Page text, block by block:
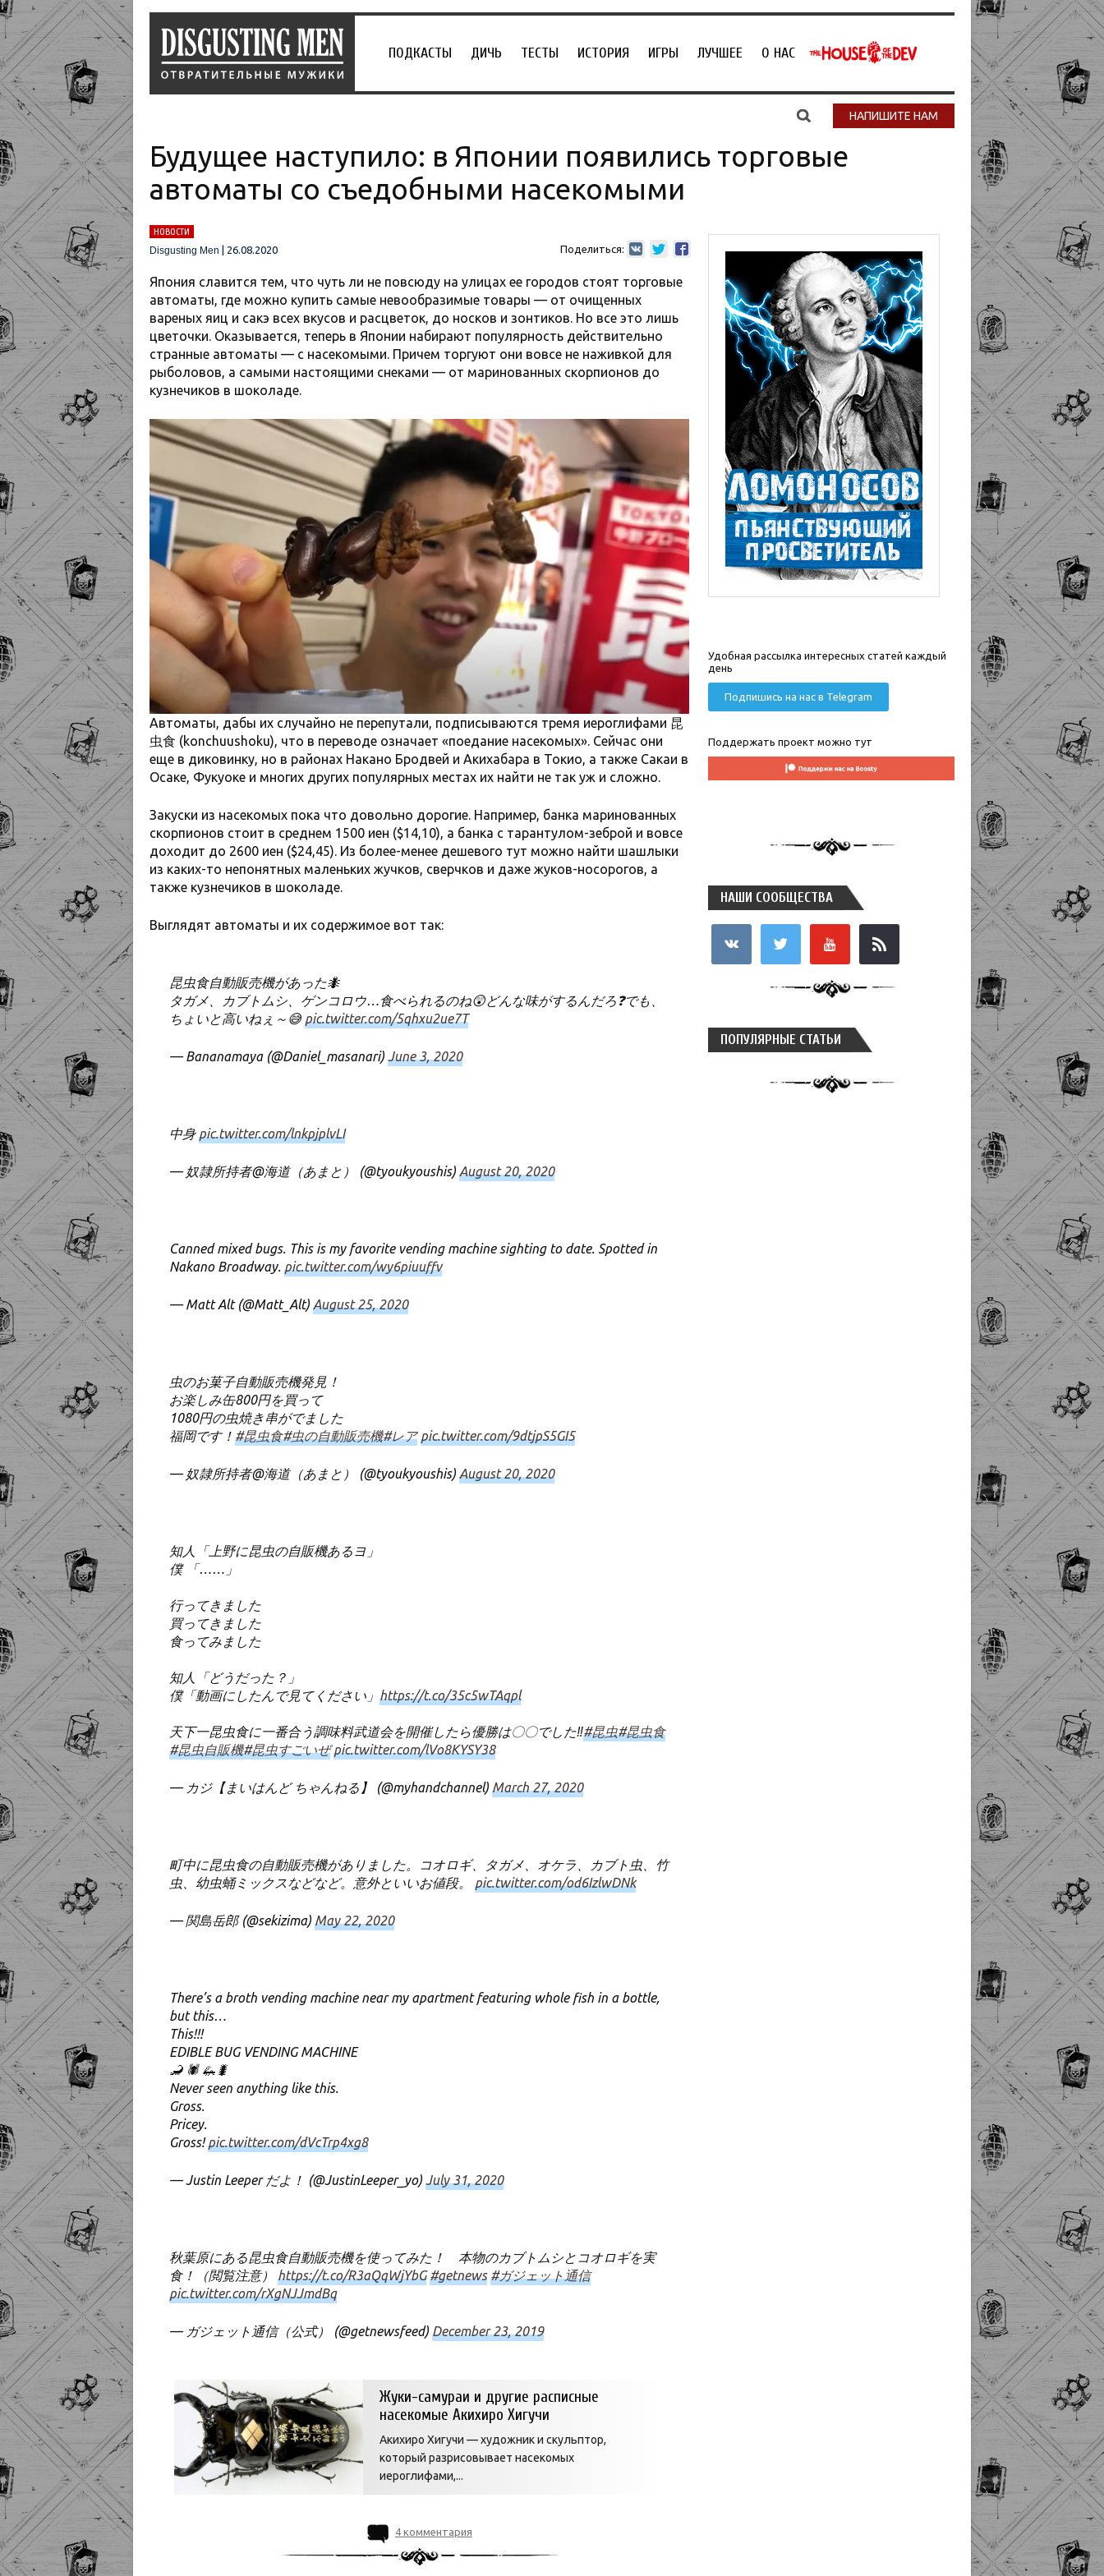
ПОДКАСТЫ ДИЧЬ ТЕСТЫ ИСТОРИЯ ИГРЫ ЛУЧШЕЕ О НАС
НАПИШИТЕ НАМ
Будущее наступило: в Японии появились торговые
автоматы со съедобными насекомыми
НОВОСТИ
Disgusting Men
26.08.2020 Поделиться:
Япония славится тем, что чуть ли не повсюду на улицах ее городов стоят торговые
автоматы, где можно купить самые невообразимые товары — от очищенных
вареных яиц и сакэ всех вкусов и расцветок, до носков и зонтиков. Но все это лишь
цветочки. Оказывается, теперь в Японии набирают популярность действительно
странные автоматы — с насекомыми. Причем торгуют они вовсе не наживкой для
рыболовов, а самыми настоящими снеками — от маринованных скорпионов до
кузнечиков в шоколаде.
Автоматы, дабы их случайно не перепутали, подписываются тремя иероглифами 昆
虫食 (konchuushoku), что в переводе означает «поедание насекомых». Сейчас они
еще в диковинку, но в районах Накано Бродвей и Акихабара в Токио, а также Сакаи в
Осаке, Фукуоке и многих других популярных местах их найти не так уж и сложно.
Закуски из насекомых пока что довольно дорогие. Например, банка маринованных
скорпионов стоит в среднем 1500 иен ($14,10), а банка с тарантулом-зеброй и вовсе
доходит до 2600 иен ($24,45). Из более-менее дешевого тут можно найти шашлыки
из каких-то непонятных маленьких жучков, сверчков и даже жуков-носорогов, а
также кузнечиков в шоколаде.
Выглядят автоматы и их содержимое вот так:
昆虫食自動販売機があった🐜
タガメ、カブトムシ、ゲンコロウ…食べられるのね😲どんな味がするんだろ❓でも、
ちょいと高いねぇ～😅 pic.twitter.com/5qhxu2ue7T
— Bananamaya (@Daniel_masanari) June 3, 2020
中身pic.twitter.com/lnkpjplvLI
— 奴隷所持者@海道（あまと） (@tyoukyoushis) August 20, 2020
Canned mixed bugs. This is my favorite vending machine sighting to date. Spotted in
Nakano Broadway. pic.twitter.com/wy6piuuffv
— Matt Alt (@Matt_Alt) August 25, 2020
虫のお菓子自動販売機発見！
お楽しみ缶800円を買って
1080円の虫焼き串がでました
福岡です！ #昆虫食#虫の自動販売機#レア pic.twitter.com/9dtjpS5GI5
— 奴隷所持者@海道（あまと） (@tyoukyoushis) August 20, 2020
知人「上野に昆虫の自販機あるヨ」
僕 「……」
行ってきました
買ってきました
食ってみました
知人「どうだった？」
僕「動画にしたんで見てください」 https://t.co/35c5wTAqpl
天下一昆虫食に一番合う調味料武道会を開催したら優勝は〇〇でした‼️#昆虫#昆虫食
#昆虫自販機#昆虫すごいぜ pic.twitter.com/lVo8KYSY38
— カジ【まいはんど ちゃんねる】 (@myhandchannel) March 27, 2020
町中に昆虫食の自動販売機がありました。コオロギ、タガメ、オケラ、カブト虫、竹
虫、幼虫蛹ミックスなどなど。意外といいお値段。 pic.twitter.com/od6IzlwDNk
— 関島岳郎 (@sekizima) May 22, 2020
There’s a broth vending machine near my apartment featuring whole fish in a bottle,
but this…
This!!!
EDIBLE BUG VENDING MACHINE
🦂 🕷 🦗🐛
Never seen anything like this.
Gross.
Pricey.
Gross!pic.twitter.com/dVcTrp4xg8
— Justin Leeper だよ！ (@JustinLeeper_yo) July 31, 2020
秋葉原にある昆虫食自動販売機を使ってみた！ 本物のカブトムシとコオロギを実
食！（閲覧注意） https://t.co/R3aQqWjYbG #getnews #ガジェット通信
pic.twitter.com/rXgNJJmdBq
— ガジェット通信（公式） (@getnewsfeed) December 23, 2019
Жуки-самураи и другие расписные
насекомые Акихиро Хигучи
Акихиро Хигучи — художник и скульптор,
который разрисовывает насекомых
иероглифами,...
4 комментария
Удобная рассылка интересных статей каждый
день
Подпишись на нас в Telegram
Поддержать проект можно тут
НАШИ СООБЩЕСТВА
ПОПУЛЯРНЫЕ СТАТЬИ